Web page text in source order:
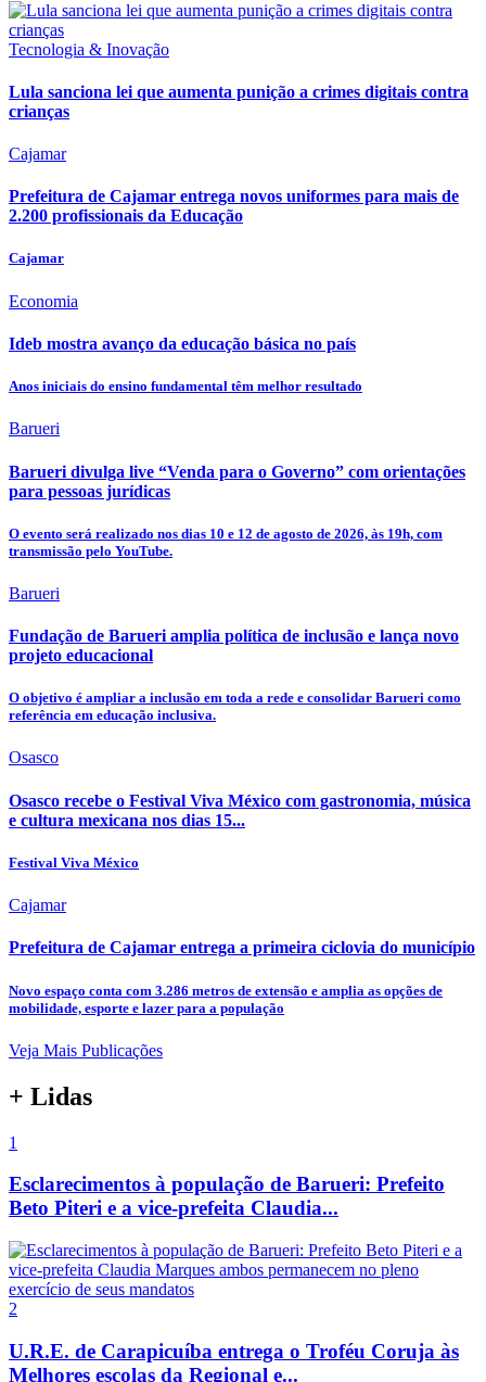
Tecnologia & Inovação
Lula sanciona lei que aumenta punição a crimes digitais contra
crianças
Cajamar
Prefeitura de Cajamar entrega novos uniformes para mais de
2.200 profissionais da Educação
Cajamar
Economia
Ideb mostra avanço da educação básica no país
Anos iniciais do ensino fundamental têm melhor resultado
Barueri
Barueri divulga live “Venda para o Governo” com orientações
para pessoas jurídicas
O evento será realizado nos dias 10 e 12 de agosto de 2026, às 19h, com
transmissão pelo YouTube.
Barueri
Fundação de Barueri amplia política de inclusão e lança novo
projeto educacional
O objetivo é ampliar a inclusão em toda a rede e consolidar Barueri como
referência em educação inclusiva.
Osasco
Osasco recebe o Festival Viva México com gastronomia, música
e cultura mexicana nos dias 15...
Festival Viva México
Cajamar
Prefeitura de Cajamar entrega a primeira ciclovia do município
Novo espaço conta com 3.286 metros de extensão e amplia as opções de
mobilidade, esporte e lazer para a população
Veja Mais Publicações
+ Lidas
1
Esclarecimentos à população de Barueri: Prefeito
Beto Piteri e a vice-prefeita Claudia...
2
U.R.E. de Carapicuíba entrega o Troféu Coruja às
Melhores escolas da Regional e...